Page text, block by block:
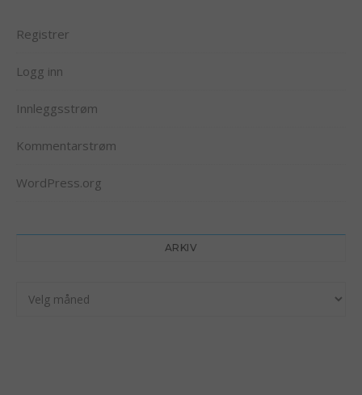
Registrer
Logg inn
Innleggsstrøm
Kommentarstrøm
WordPress.org
ARKIV